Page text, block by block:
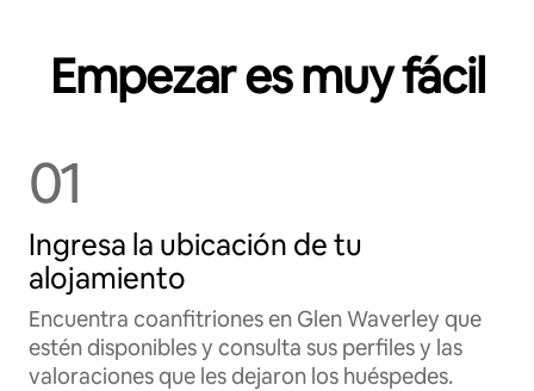
Empezar es muy fácil
01
Ingresa la ubicación de tu
alojamiento
Encuentra coanfitriones en Glen Waverley que
estén disponibles y consulta sus perfiles y las
valoraciones que les dejaron los huéspedes.